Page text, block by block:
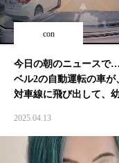
con
今日の朝のニュースで
ベル2の自動運転の車が
対車線に飛び出して、
意に捜査をしなければ、
運転ではそんな動きを
い。着替えをしていた
2025.04.13